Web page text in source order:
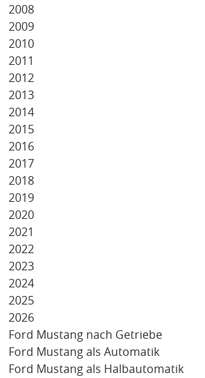
2008
2009
2010
2011
2012
2013
2014
2015
2016
2017
2018
2019
2020
2021
2022
2023
2024
2025
2026
Ford Mustang nach Getriebe
Ford Mustang als Automatik
Ford Mustang als Halbautomatik